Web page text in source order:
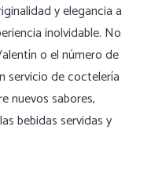
y elegancia a
inolvidable. No
o el número de
servicio de coctelería
nuevos sabores,
bebidas servidas y